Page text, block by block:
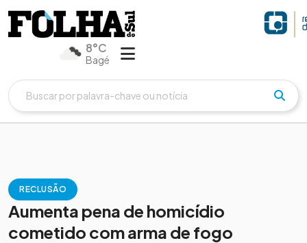
8°C
Bagé
RECLUSÃO
Aumenta pena de homicídio
cometido com arma de fogo